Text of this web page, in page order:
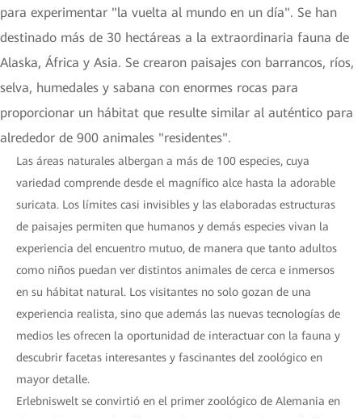
para experimentar "la vuelta al mundo en un día". Se han
destinado más de 30 hectáreas a la extraordinaria fauna de
Alaska, África y Asia. Se crearon paisajes con barrancos, ríos,
selva, humedales y sabana con enormes rocas para
proporcionar un hábitat que resulte similar al auténtico para
alrededor de 900 animales "residentes".
Las áreas naturales albergan a más de 100 especies, cuya
variedad comprende desde el magnífico alce hasta la adorable
suricata. Los límites casi invisibles y las elaboradas estructuras
de paisajes permiten que humanos y demás especies vivan la
experiencia del encuentro mutuo, de manera que tanto adultos
como niños puedan ver distintos animales de cerca e inmersos
en su hábitat natural. Los visitantes no solo gozan de una
experiencia realista, sino que además las nuevas tecnologías de
medios les ofrecen la oportunidad de interactuar con la fauna y
descubrir facetas interesantes y fascinantes del zoológico en
mayor detalle.
Erlebniswelt se convirtió en el primer zoológico de Alemania en